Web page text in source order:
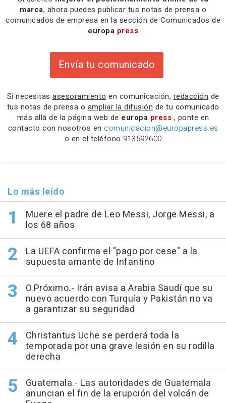
marca, ahora puedes publicar tus notas de prensa o
comunicados de empresa en la sección de Comunicados de
europa press
Envía tu comunicado
Si necesitas asesoramiento en comunicación, redacción de
tus notas de prensa o ampliar la difusión de tu comunicado
más allá de la página web de europa press , ponte en
contacto con nosotros en comunicacion@europapress.es
o en el teléfono 913592600
Lo más leído
Muere el padre de Leo Messi, Jorge Messi, a
los 68 años
La UEFA confirma el "pago por cese" a la
supuesta amante de Infantino
O.Próximo.- Irán avisa a Arabia Saudí que su
nuevo acuerdo con Turquía y Pakistán no va
a garantizar su seguridad
Christantus Uche se perderá toda la
temporada por una grave lesión en su rodilla
derecha
Guatemala.- Las autoridades de Guatemala
anuncian el fin de la erupción del volcán de